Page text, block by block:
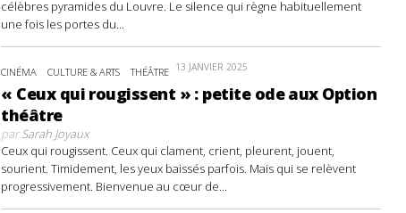
célèbres pyramides du Louvre. Le silence qui règne habituellement
une fois les portes du...
CINÉMA CULTURE & ARTS THÉÂTRE 13 JANVIER 2025
« Ceux qui rougissent » : petite ode aux Option
théâtre
parSarah Joyaux
Ceux qui rougissent. Ceux qui clament, crient, pleurent, jouent,
sourient. Timidement, les yeux baissés parfois. Mais qui se relèvent
progressivement. Bienvenue au cœur de...